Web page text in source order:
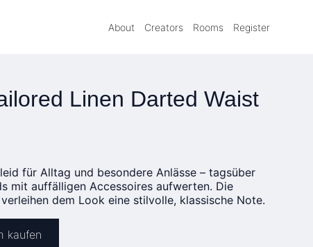
About Creators Rooms Register
Linen Darted Waist
für Alltag und besondere Anlässe – tagsüber
mit auffälligen Accessoires aufwerten. Die
dem Look eine stilvolle, klassische Note.
kaufen